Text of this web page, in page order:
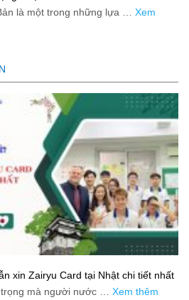
là một trong những lựa … Xem
xin Zairyu Card tại Nhật chi tiết nhất
mà người nước … Xem thêm